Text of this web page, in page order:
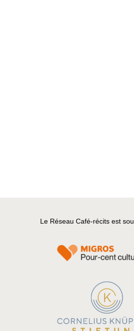
Le Réseau Café-récits est